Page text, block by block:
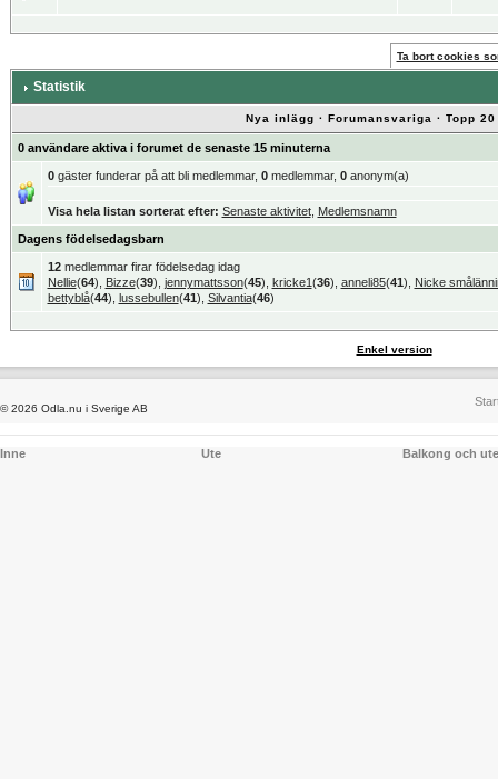
Ta bort cookies
Statistik
Nya inlägg · Forumansvariga · Topp
0 användare aktiva i forumet de senaste 15 minuterna
0gäster funderar på att bli medlemmar, 0medlemmar, 0anonym(a)
Visa hela listan sorterat efter: Senaste aktivitet, Medlemsnamn
Dagens födelsedagsbarn
12medlemmar firar födelsedag idag
Nellie(64), Bizze(39), jennymattsson(45), kricke1(36), anneli85(41),
Nicke
bettyblå(44), lussebullen(41), Silvantia(46)
Enkel version
© 2026 Odla.nu i Sverige AB
Inne Ute Balkong och